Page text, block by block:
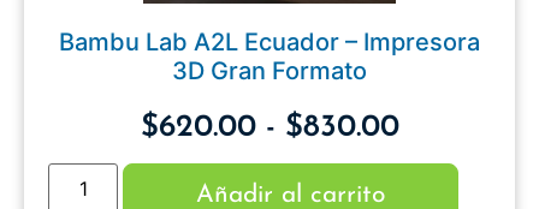
Bambu Lab A2L Ecuador – Impresora
3D Gran Formato
$620.00 - $830.00
Añadir al carrito